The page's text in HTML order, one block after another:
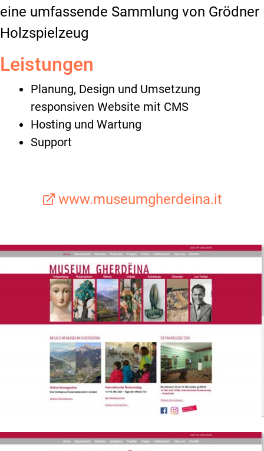
eine umfassende Sammlung von Grödner
Holzspielzeug
Leistungen
Planung, Design und Umsetzung
responsiven Website mit CMS
Hosting und Wartung
Support
www.museumgherdeina.it